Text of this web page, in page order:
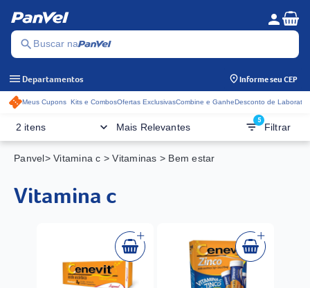
search Buscar na
Menu do
person
menu Departamentos Informe seu CEP
Acessos rápidos do cabeçalho
Meus Cupons Kits e CombosOfertas ExclusivasCombine e GanheDesconto de
2 itens keyboard_arrow_down Mais Relevantes filter_list5
Filtrar
Panvel> Vitamina c > Vitaminas > Bem estar
vitamina c